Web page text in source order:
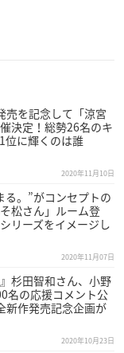
売を記念して「涼宮
決定！総勢26名のキ
位に輝くのは誰
2020年11月10日
る。”がコンセプトの
松さん」ルーム登
リーズをイメージし
2020年11月07日
杉田智和さん、小野
名の応援コメント公
新作発売記念企画が
2020年10月23日